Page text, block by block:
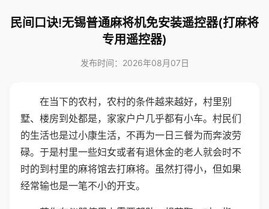
民间口诀!无锡普通麻将机免安装遥控器(打麻将
专用遥控器)
发布时间：2026年08月07日
在当下的农村，农村的条件越来越好，村里别
墅、楼房到处都是，家家户户几乎都有小车。村民们
的生活也是过小康生活，不再为一日三餐为而奔波劳
碌。于是村里一些妇女或者有退休金的老人就会时不
时的到村里的麻将馆去打麻将。虽然打得小，但如果
经常输也是一笔不小的开支。